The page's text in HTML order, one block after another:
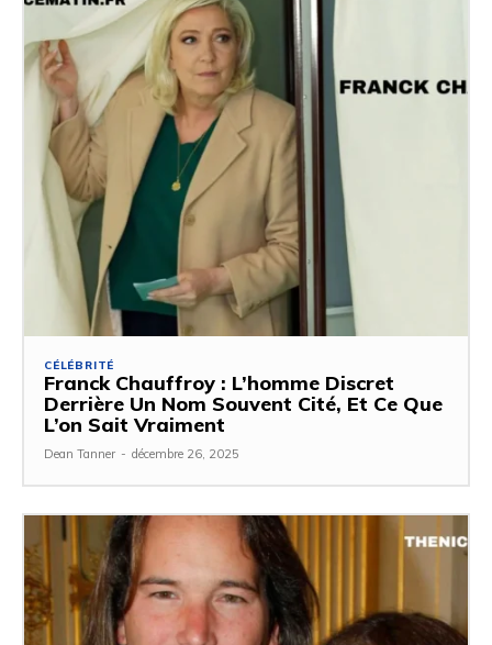
CÉLÉBRITÉ
Franck Chauffroy : L’homme Discret
Derrière Un Nom Souvent Cité, Et Ce Que
L’on Sait Vraiment
Dean Tanner - décembre 26, 2025